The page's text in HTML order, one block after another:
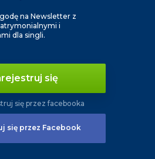
na Newsletter z
i
dla singli.
się
się przez facebooka
się przez Facebook